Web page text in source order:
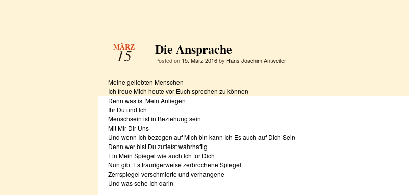
MÄRZ
15 Die Ansprache
Posted on 15. März 2016by Hans Joachim Antweiler
Meine geliebten Menschen
Ich freue Mich heute vor Euch sprechen zu können
Denn was ist Mein Anliegen
Ihr Du und Ich
Menschsein ist in Beziehung sein
Mit Mir Dir Uns
Und wenn Ich bezogen auf Mich bin kann Ich Es auch auf Dich Sein
Denn wer bist Du zutiefst wahrhaftig
Ein Mein Spiegel wie auch Ich für Dich
Nun gibt Es traurigerweise zerbrochene Spiegel
Zerrspiegel verschmierte und verhangene
Und was sehe Ich darin